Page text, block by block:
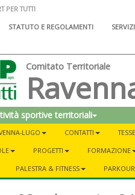
PER TUTTI
STATUTO E REGOLAMENTI
Comitato Territoriale
sportive territoriali
LUGO CONTATTI
PROGETTI FORMAZIONE
PALESTRA & FITNESS PARKOUR